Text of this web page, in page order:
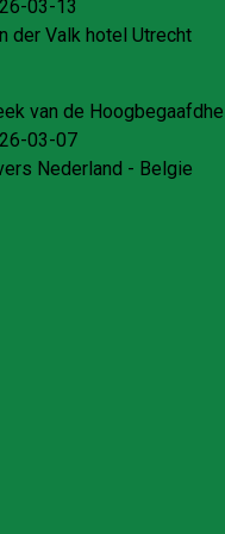
03-13
der Valk hotel Utrecht
van de
03-07
Nederland - Belgie